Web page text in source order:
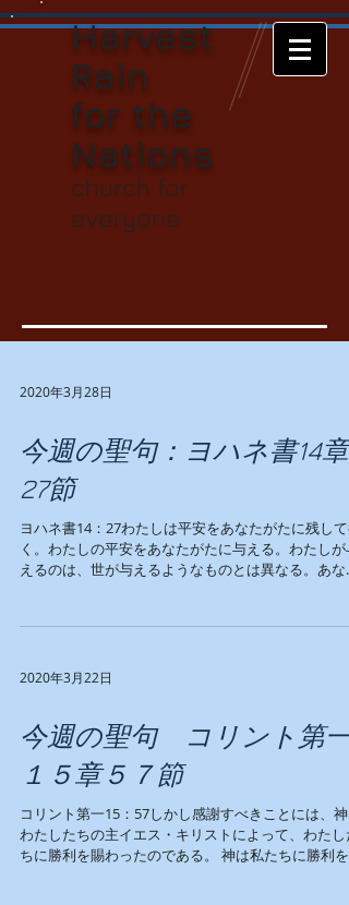
Harvest
Rain
for the
Nations
church for
everyone
2020年3月28日
今週の聖句：ヨハネ書14章
27節
ヨハネ書14：27わたしは平安をあなたがたに残して
く。わたしの平安をあなたがたに与える。わたしが与
えるのは、世が与えるようなものとは異なる。あなた
い。...
2020年3月22日
今週の聖句 コリント第一
１５章５７節
コリント第一15：57しかし感謝すべきことには、神
わたしたちの主イエス・キリストによって、わたした
ちに勝利を賜わったのである。 神は私たちに勝利を